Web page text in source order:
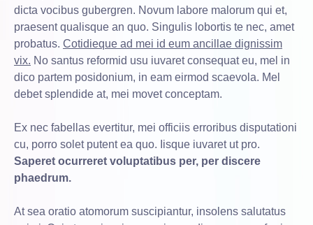
dicta vocibus gubergren. Novum labore malorum qui et,
praesent qualisque an quo. Singulis lobortis te nec, amet
probatus. Cotidieque ad mei id eum ancillae dignissim
vix. No santus reformid usu iuvaret consequat eu, mel in
dico partem posidonium, in eam eirmod scaevola. Mel
debet splendide at, mei movet conceptam.
Ex nec fabellas evertitur, mei officiis erroribus disputationi
cu, porro solet putent ea quo. Iisque iuvaret ut pro.
Saperet ocurreret voluptatibus per, per discere
phaedrum.
At sea oratio atomorum suscipiantur, insolens salutatus